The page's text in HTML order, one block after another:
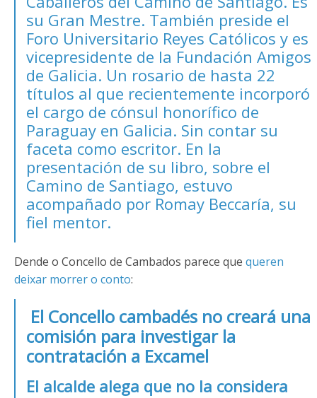
su Gran Mestre. También preside el
Foro Universitario Reyes Católicos y es
vicepresidente de la Fundación Amigos
de Galicia. Un rosario de hasta 22
títulos al que recientemente incorporó
el cargo de cónsul honorífico de
Paraguay en Galicia. Sin contar su
faceta como escritor. En la
presentación de su libro, sobre el
Camino de Santiago, estuvo
acompañado por Romay Beccaría, su
fiel mentor.
Dende o Concello de Cambados parece que queren
deixar morrer o conto:
El Concello cambadés no creará una
comisión para investigar la
contratación a Excamel
El alcalde alega que no la considera